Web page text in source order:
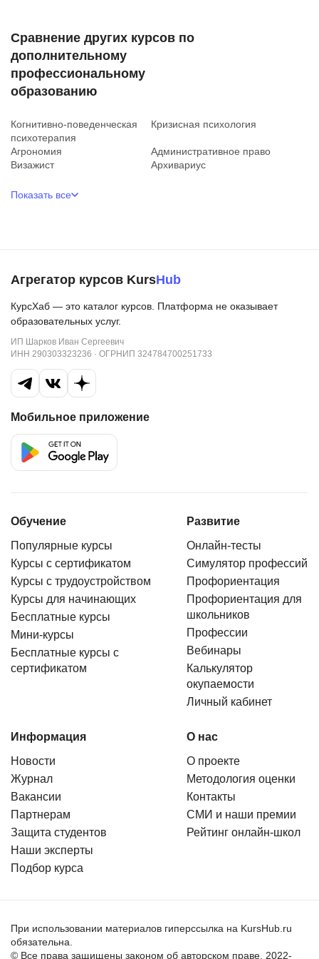
Сравнение других курсов по
дополнительному
профессиональному
образованию
Когнитивно-поведенческая
психотерапия
Кризисная психология
Агрономия
Административное право
Визажист
Архивариус
Показать все
Агрегатор курсов KursHub
КурсХаб — это каталог курсов. Платформа не оказывает
образовательных услуг.
ИП Шарков Иван Сергеевич
ИНН 290303323236 · ОГРНИП 324784700251733
Мобильное приложение
Обучение
Популярные курсы
Курсы с сертификатом
Курсы с трудоустройством
Курсы для начинающих
Бесплатные курсы
Мини-курсы
Бесплатные курсы с
сертификатом
Развитие
Онлайн-тесты
Симулятор профессий
Профориентация
Профориентация для
школьников
Профессии
Вебинары
Калькулятор
окупаемости
Личный кабинет
Информация
Новости
Журнал
Вакансии
Партнерам
Защита студентов
Наши эксперты
Подбор курса
О нас
О проекте
Методология оценки
Контакты
СМИ и наши премии
Рейтинг онлайн-школ
При использовании материалов гиперссылка на KursHub.ru
обязательна.
© Все права защищены законом об авторском праве. 2022-